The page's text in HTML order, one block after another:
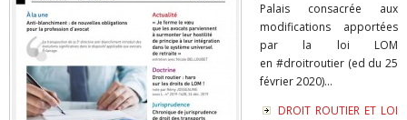
Palais consacrée aux
modifications apportées
par la loi LOM
en #droitroutier (ed du 25
février 2020)...
DROIT ROUTIER ET LOI